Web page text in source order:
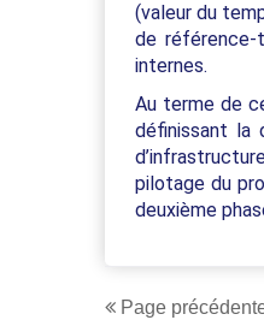
(valeur du
de référence-
internes.
Au terme de
définissant la
pilotage du
deuxième
Page